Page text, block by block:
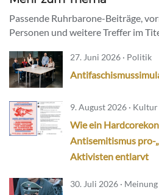
Passende Ruhrbarone-Beiträge,
Personen und weitere Treffer im
27. Juni 2026 · Politik
9. August 2026 · Kultur
Wie ein
Antisemitismus pro-
Aktivisten entlarvt
30. Juli 2026 · Meinung